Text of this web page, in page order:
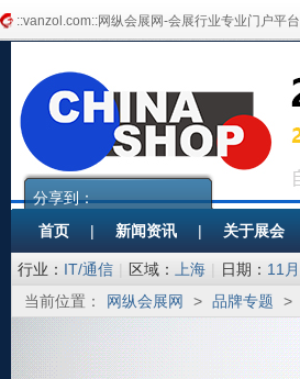
::vanzol.com::网纵会展网-会展行业专业门户平台
分享到：
首页
| 新闻资讯 | 关于展会
行业： IT/通信 | 区域： 上海 | 日期： 11月
当前位置：
网纵会展网 > 品牌专题 >